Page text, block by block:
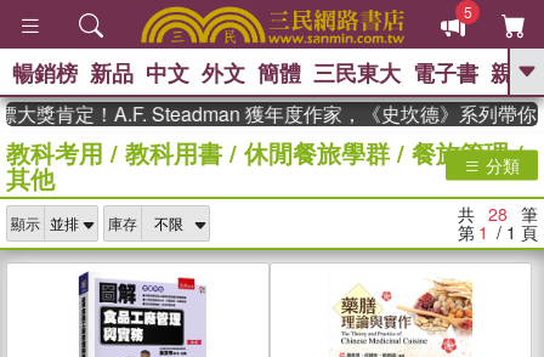
5
GO
熱搜： 東野圭吾 、 高希均教授回憶錄
、 、 、 如果歷
史是一群喵 、 暑期推薦 、 國際布克
台灣的李
登輝時代 、 數學女孩：黎曼猜想 、
暢銷榜 新品 中文 外文 簡體 三民東大 電子書 親子
肯定！A.F. Steadman 獲年度作家，《史坎德》系列帶你踏上
教科考用 / 教科用書/休閒餐旅學群/ 餐旅管理/
其他 分類
顯示 庫存 共 28 筆
第 1 / 1 頁